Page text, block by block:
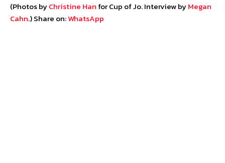
(Photos byChristine Han for Cup of Jo. Interview byMegan
Cahn.) Share on:WhatsApp